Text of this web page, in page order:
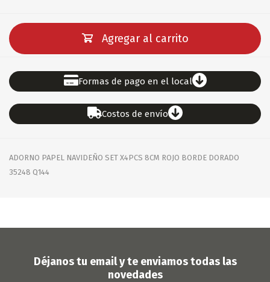
Agregar al carrito
Formas de pago en el local
Costos de envío
ADORNO PAPEL NAVIDEÑO SET X4PCS 8CM ROJO BORDE DORADO
35248 Q144
Déjanos tu email y te enviamos todas las
novedades